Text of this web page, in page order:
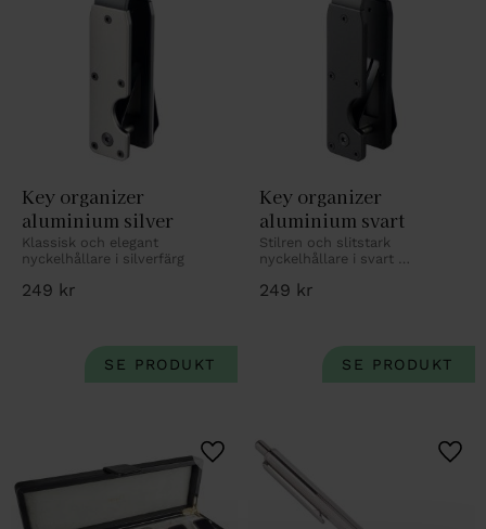
Key organizer
aluminium silver
Klassisk och elegant
nyckelhållare i silverfärg
249 kr
Key organizer
aluminium svart
Stilren och slitstark
nyckelhållare i svart
249 kr
Lägg till i favoriter